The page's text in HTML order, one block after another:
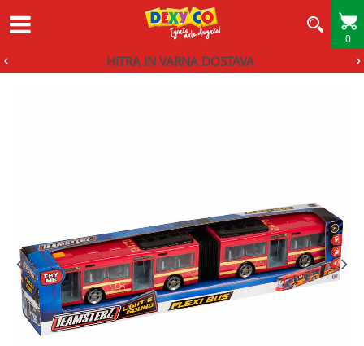
0
HITRA IN VARNA DOSTAVA